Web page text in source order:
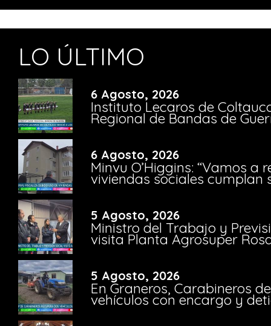
LO ÚLTIMO
6 Agosto, 2026
Instituto Lecaros de
Regional de Bandas de
6 Agosto, 2026
Minvu O’Higgins: “Vamos a
viviendas sociales cumplan
5 Agosto, 2026
Ministro del Trabajo y
visita Planta Agrosuper
5 Agosto, 2026
En Graneros, Carabineros
vehículos con encargo y